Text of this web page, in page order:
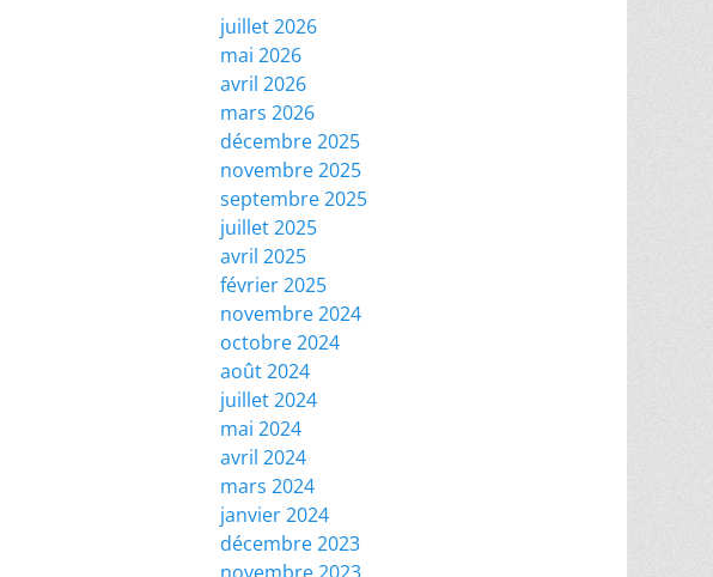
juillet 2026
mai 2026
avril 2026
mars 2026
décembre 2025
novembre 2025
septembre 2025
juillet 2025
avril 2025
février 2025
novembre 2024
octobre 2024
août 2024
juillet 2024
mai 2024
avril 2024
mars 2024
janvier 2024
décembre 2023